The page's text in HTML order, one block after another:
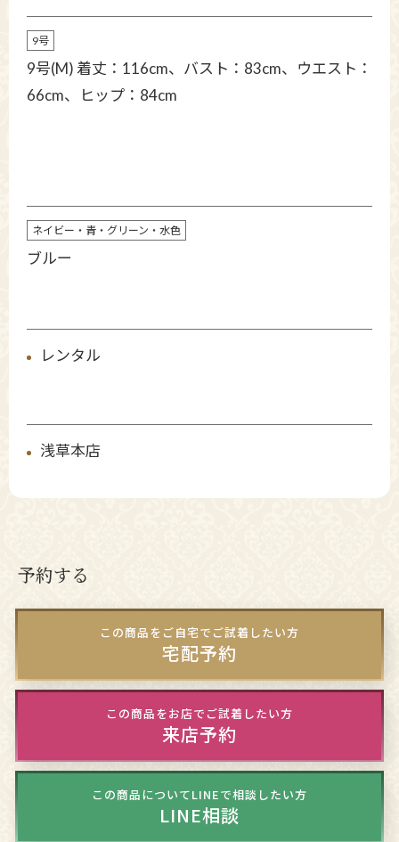
9号
9号(M) 着丈：116cm、バスト：83cm、ウエスト：
66cm、ヒップ：84cm
ネイビー・青・グリーン・水色
ブルー
レンタル
浅草本店
予約する
この商品をご自宅でご試着したい方
宅配予約
この商品をお店でご試着したい方
来店予約
この商品についてLINEで相談したい方
LINE相談